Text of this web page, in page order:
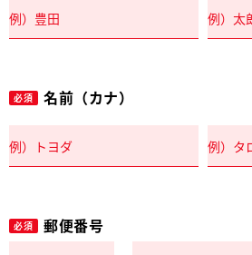
必須 名前（カナ）
必須 郵便番号